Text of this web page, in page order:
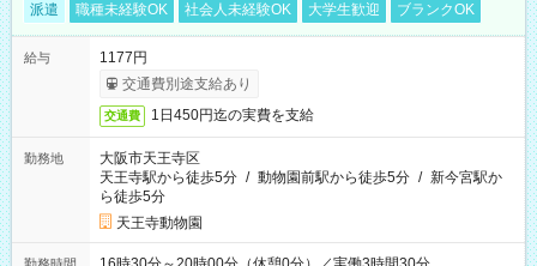
派遣 職種未経験OK 社会人未経験OK 大学生歓迎 ブランクOK
給与
1177円
交通費別途支給あり
交通費 1日450円迄の実費を支給
勤務地
大阪市天王寺区
天王寺駅から徒歩5分 / 動物園前駅から徒歩5分 / 新今宮駅か
ら徒歩5分
天王寺動物園